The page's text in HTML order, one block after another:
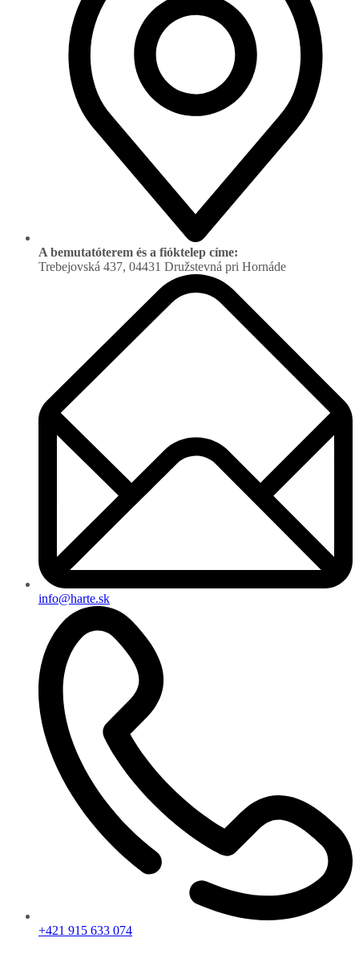
A bemutatóterem és a fióktelep címe:
Trebejovská 437, 04431 Družstevná pri Hornáde
info@harte.sk
+421 915 633 074